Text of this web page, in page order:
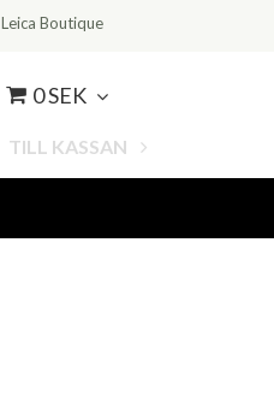
Leica Boutique
0 SEK
TILL KASSAN